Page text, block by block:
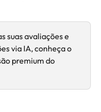
suas avaliações e
via IA, conheça o
premium do